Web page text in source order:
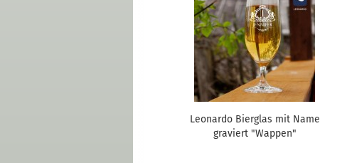
Leonardo Bierglas mit Name
graviert "Wappen"